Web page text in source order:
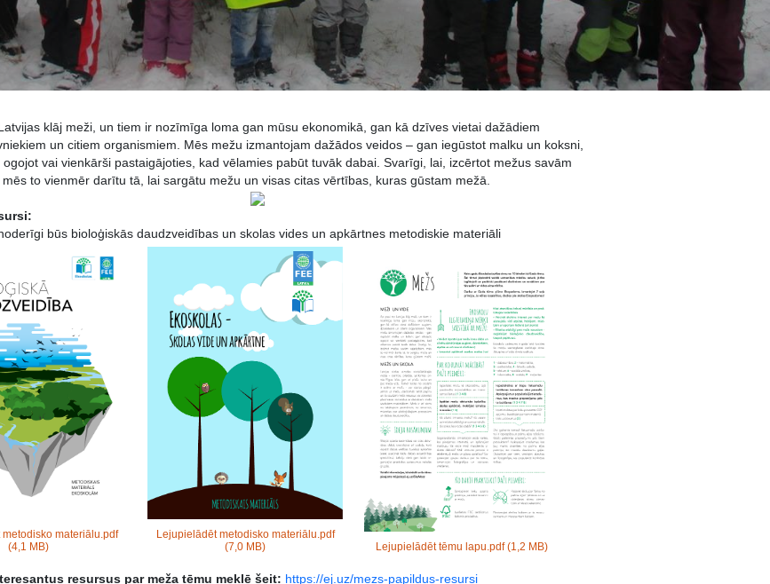
klāj meži, un tiem ir nozīmīga loma gan mūsu ekonomikā, gan kā dzīves vietai dažādiem
un citiem organismiem. Mēs mežu izmantojam dažādos veidos – gan iegūstot malku un koksni,
vai vienkārši pastaigājoties, kad vēlamies pabūt tuvāk dabai. Svarīgi, lai, izcērtot mežus savām
to vienmēr darītu tā, lai sargātu mežu un visas citas vērtības, kuras gūstam mežā.
būs bioloģiskās daudzveidības un skolas vides un apkārtnes metodiskie materiāli
materiālu.pdf
(4,1 MB)
Lejupielādēt metodisko materiālu.pdf
(7,0 MB)
Lejupielādēt tēmu lapu.pdf (1,2 MB)
resursus par meža tēmu meklē šeit: https://ej.uz/mezs-papildus-resursi